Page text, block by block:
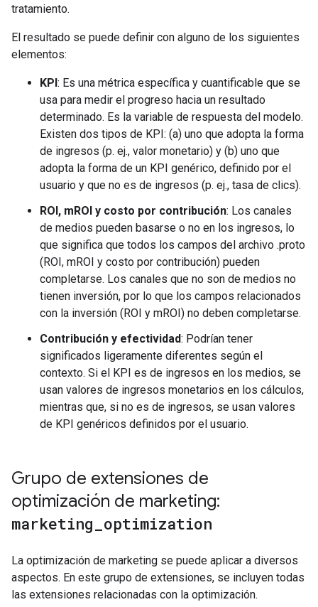
tratamiento.
El resultado se puede definir con alguno de los siguientes
elementos:
KPI: Es una métrica específica y cuantificable que se
usa para medir el progreso hacia un resultado
determinado. Es la variable de respuesta del modelo.
Existen dos tipos de KPI: (a) uno que adopta la forma
de ingresos (p. ej., valor monetario) y (b) uno que
adopta la forma de un KPI genérico, definido por el
usuario y que no es de ingresos (p. ej., tasa de clics).
ROI, mROI y costo por contribución: Los canales
de medios pueden basarse o no en los ingresos, lo
que significa que todos los campos del archivo .proto
(ROI, mROI y costo por contribución) pueden
completarse. Los canales que no son de medios no
tienen inversión, por lo que los campos relacionados
con la inversión (ROI y mROI) no deben completarse.
Contribución y efectividad: Podrían tener
significados ligeramente diferentes según el
contexto. Si el KPI es de ingresos en los medios, se
usan valores de ingresos monetarios en los cálculos,
mientras que, si no es de ingresos, se usan valores
de KPI genéricos definidos por el usuario.
Grupo de extensiones de
optimización de marketing:
marketing optimization
La optimización de marketing se puede aplicar a diversos
aspectos. En este grupo de extensiones, se incluyen todas
las extensiones relacionadas con la optimización.